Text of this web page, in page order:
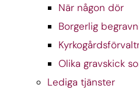
När någon dör
Borgerlig
Olika gravskick
Lediga tjänster